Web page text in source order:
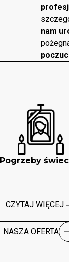
nam
Pogrzeby
CZYTAJ WIĘCEJ
NASZA OFERTA